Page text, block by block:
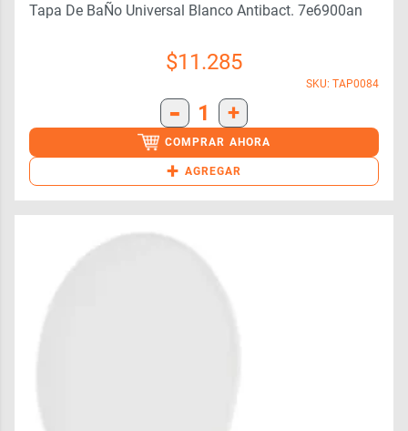
Tapa De BaÑo Universal Blanco Antibact. 7e6900an
$11.285
SKU: TAP0084
- 1 +
COMPRAR AHORA
+ AGREGAR